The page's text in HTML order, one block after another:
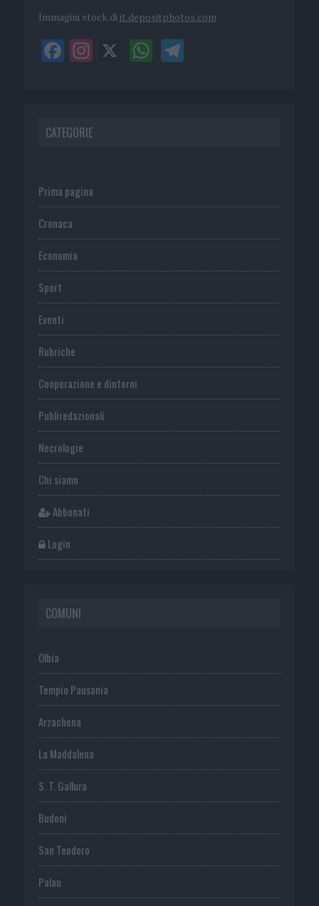
Immagini stock di it.depositphotos.com
CATEGORIE
Prima pagina
Cronaca
Economia
Sport
Eventi
Rubriche
Cooperazione e dintorni
Publiredazionali
Necrologie
Chi siamo
Abbonati
Login
COMUNI
Olbia
Tempio Pausania
Arzachena
La Maddalena
S. T. Gallura
Budoni
San Teodoro
Palau